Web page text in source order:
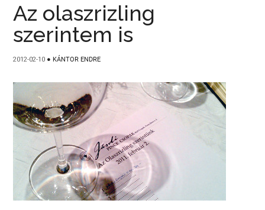
Az olaszrizling
szerintem is
2012-02-10 ● KÁNTOR ENDRE